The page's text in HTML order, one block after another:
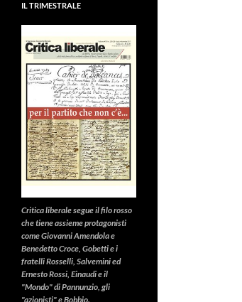
IL TRIMESTRALE
Critica liberalesegue il filo rosso
che tiene assieme protagonisti
come Giovanni Amendola e
Benedetto Croce, Gobetti e i
fratelli Rosselli, Salvemini ed
Ernesto Rossi, Einaudi e il
"Mondo" di Pannunzio, gli
"azionisti" e Bobbio.